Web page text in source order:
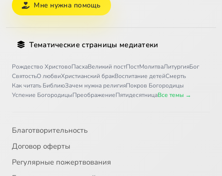
Мне нужна помощь
Тематические страницы медиатеки
Рождество ХристовоПасхаВеликий постПостМолитваЛитургияБог
СвятостьО любвиХристианский бракВоспитание детейСмерть
Как читать БиблиюЗачем нужна религияПокров Богородицы
Успение БогородицыПреображениеПятидесятницаВсе темы →
Благотворительность
Договор оферты
Регулярные пожертвования